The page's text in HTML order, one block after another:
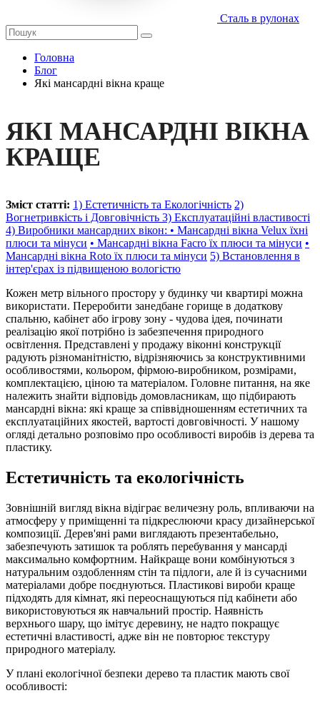
Сталь в рулонах
Головна
Блог
Які мансардні вікна краще
ЯКІ МАНСАРДНІ ВІКНА
КРАЩЕ
Зміст статті: 1) Естетичність та Екологічність 2)
Вогнетривкість і Довговічність 3) Експлуатаційні властивості
4) Виробники мансардних вікон: • Мансардні вікна Velux їхні
плюси та мінуси • Мансардні вікна Facro їх плюси та мінуси •
Мансардні вікна Roto їх плюси та мінуси 5) Встановлення в
інтер'єрах із підвищеною вологістю
Кожен метр вільного простору у будинку чи квартирі можна
використати. Переробити занедбане горище в додаткову
спальню, кабінет або ігрову зону - чудова ідея, починати
реалізацію якої потрібно із забезпечення природного
освітлення. Представлені у продажу віконні конструкції
радують різноманітністю, відрізняючись за конструктивними
особливостями, кольором, фірмою-виробником, розмірами,
комплектацією, ціною та матеріалом. Головне питання, на яке
належить знайти відповідь домовласникам, що підбирають
мансардні вікна: які краще за співвідношенням естетичних та
експлуатаційних якостей, вартості довговічності. У нашому
огляді детально розповімо про особливості виробів із дерева та
пластику.
Естетичність та екологічність
Зовнішній вигляд вікна відіграє величезну роль, впливаючи на
атмосферу у приміщенні та підкреслюючи красу дизайнерської
композиції. Дерев'яні рами виглядають презентабельно,
забезпечують затишок та роблять перебування у мансарді
максимально комфортним. Найкраще вони комбінуються з
натуральним оздобленням стін та підлоги, але й із сучасними
матеріалами добре поєднуються. Пластикові вироби краще
підходять для кімнат, які переоснащуються під кабінети або
використовуються як навчальний простір. Наявність
верхнього шару, що імітує деревину, не надто покращує
естетичні властивості, адже він не повторює текстуру
природного матеріалу.
У плані екологічної безпеки дерево та пластик мають свої
особливості: